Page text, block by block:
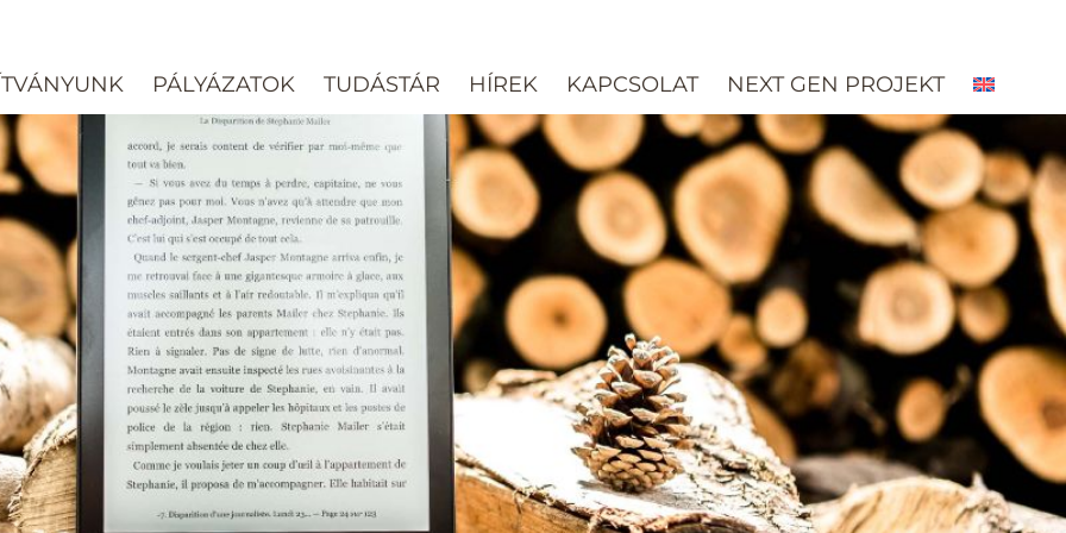
PÁLYÁZATOK TUDÁSTÁR HÍREK KAPCSOLAT NEXT GEN PROJEKT